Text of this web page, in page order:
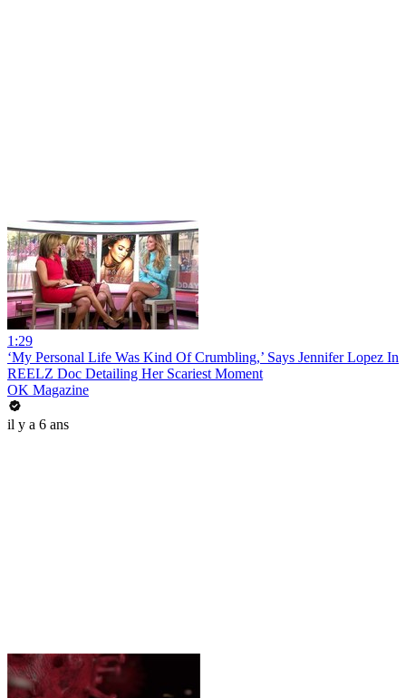
1:29
‘My Personal Life Was Kind Of Crumbling,’ Says Jennifer Lopez In
REELZ Doc Detailing Her Scariest Moment
OK Magazine
il y a 6 ans